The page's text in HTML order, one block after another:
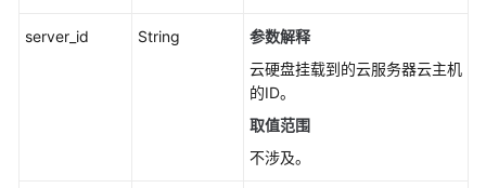
书
server_id String
参数解释
云硬盘挂载到的云服务器云主机
的ID。
取值范围
不涉及。